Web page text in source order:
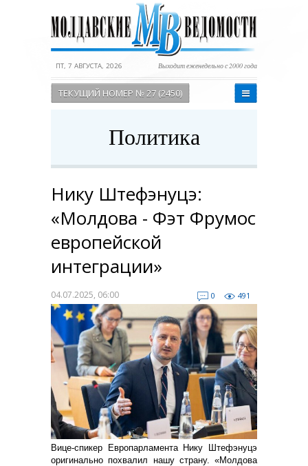
ПТ, 7 АВГУСТА, 2026 Выходит еженедельно с 2000 года
ТЕКУЩИЙ НОМЕР № 27 (2450)
Политика
Нику Штефэнуцэ:
«Молдова - Фэт Фрумос
европейской
интеграции»
04.07.2025, 06:00 0 491
Вице-спикер Европарламента Нику Штефэнуцэ
оригинально похвалил нашу страну. «Молдова